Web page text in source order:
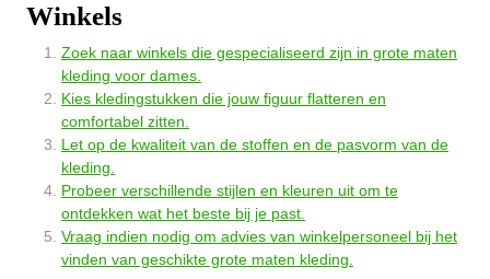
Winkels
Zoek naar winkels die gespecialiseerd zijn in grote maten
kleding voor dames.
Kies kledingstukken die jouw figuur flatteren en
comfortabel zitten.
Let op de kwaliteit van de stoffen en de pasvorm van de
kleding.
Probeer verschillende stijlen en kleuren uit om te
ontdekken wat het beste bij je past.
Vraag indien nodig om advies van winkelpersoneel bij het
vinden van geschikte grote maten kleding.